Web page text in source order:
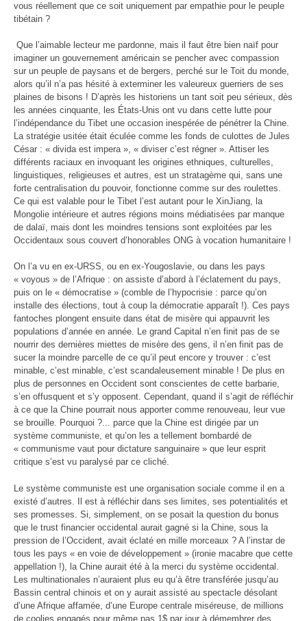
vous réellement que ce soit uniquement par empathie pour le peuple
tibétain ?
Que l’aimable lecteur me pardonne, mais il faut être bien naïf pour
imaginer un gouvernement américain se pencher avec compassion
sur un peuple de paysans et de bergers, perché sur le Toit du monde,
alors qu’il n’a pas hésité à exterminer les valeureux guerriers de ses
plaines de bisons ! D’après les historiens un tant soit peu sérieux, dès
les années cinquante, les États-Unis ont vu dans cette lutte pour
l’indépendance du Tibet une occasion inespérée de pénétrer la Chine.
La stratégie usitée était éculée comme les fonds de culottes de Jules
César : « divida est impera », « diviser c’est régner ». Attiser les
différents raciaux en invoquant les origines ethniques, culturelles,
linguistiques, religieuses et autres, est un stratagème qui, sans une
forte centralisation du pouvoir, fonctionne comme sur des roulettes.
Ce qui est valable pour le Tibet l’est autant pour le XinJiang, la
Mongolie intérieure et autres régions moins médiatisées par manque
de dalaï, mais dont les moindres tensions sont exploitées par les
Occidentaux sous couvert d’honorables ONG à vocation humanitaire !
On l’a vu en ex-URSS, ou en ex-Yougoslavie, ou dans les pays
« voyous » de l’Afrique : on assiste d’abord à l’éclatement du pays,
puis on le « démocratise » (comble de l’hypocrisie : parce qu’on
installe des élections, tout à coup la démocratie apparaît !). Ces pays
fantoches plongent ensuite dans état de misère qui appauvrit les
populations d’année en année. Le grand Capital n’en finit pas de se
nourrir des dernières miettes de misère des gens, il n’en finit pas de
sucer la moindre parcelle de ce qu’il peut encore y trouver : c’est
minable, c’est minable, c’est scandaleusement minable ! De plus en
plus de personnes en Occident sont conscientes de cette barbarie,
s’en offusquent et s’y opposent. Cependant, quand il s’agit de réfléchir
à ce que la Chine pourrait nous apporter comme renouveau, leur vue
se brouille. Pourquoi ?... parce que la Chine est dirigée par un
système communiste, et qu’on les a tellement bombardé de
« communisme vaut pour dictature sanguinaire » que leur esprit
critique s’est vu paralysé par ce cliché.
Le système communiste est une organisation sociale comme il en a
existé d’autres. Il est à réfléchir dans ses limites, ses potentialités et
ses promesses. Si, simplement, on se posait la question du bonus
que le trust financier occidental aurait gagné si la Chine, sous la
pression de l’Occident, avait éclaté en mille morceaux ? A l’instar de
tous les pays « en voie de développement » (ironie macabre que cette
appellation !), la Chine aurait été à la merci du système occidental.
Les multinationales n’auraient plus eu qu’à être transférée jusqu’au
Bassin central chinois et on y aurait assisté au spectacle désolant
d’une Afrique affamée, d’une Europe centrale miséreuse, de millions
de coolies engagés pour même pas 1$ par jour à démembrer des